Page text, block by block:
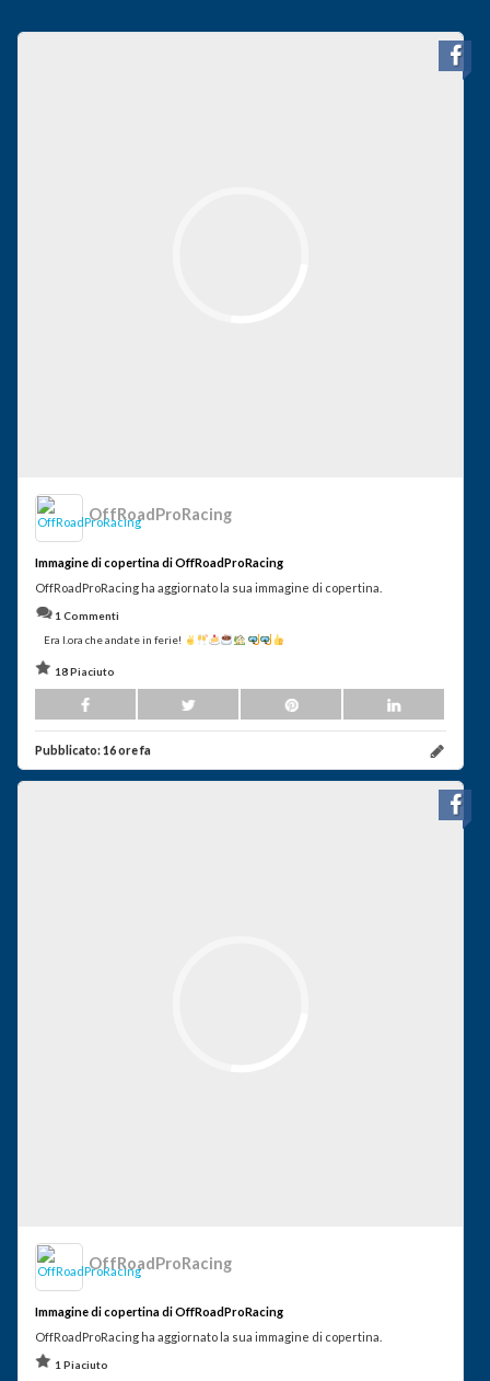
OffRoadProRacing
Immagine di copertina di OffRoadProRacing
OffRoadProRacing ha aggiornato la sua immagine di copertina.
1 Commenti
Era l.ora che andate in ferie!
18 Piaciuto
Pubblicato:16 ore fa
OffRoadProRacing
Immagine di copertina di OffRoadProRacing
OffRoadProRacing ha aggiornato la sua immagine di copertina.
1 Piaciuto